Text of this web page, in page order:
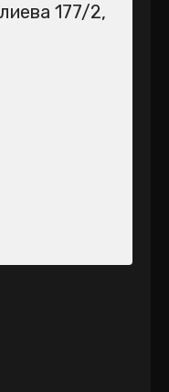
177/2,